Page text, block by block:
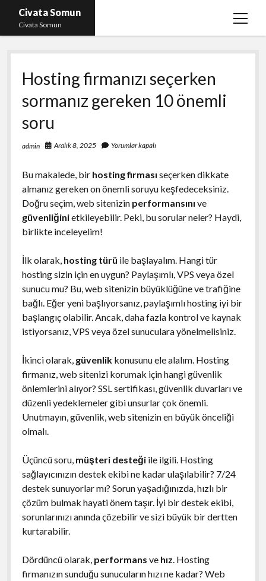
Civata Somun
Civata Somun
menüyü
Liste
Sayfa Listesi
Shorts Beğeni Kasma Parasız
Ücretsiz En İyi Instagram Beğeni Hilesi
Youtube Dislike Yükleme Ücretsiz
Hosting firmanızı seçerken
sormanız gereken 10 önemli
soru
admin Aralık 8, 2025 Yorumlar kapalı
Bu makalede, bir hosting firması seçerken dikkate
almanız gereken on önemli soruyu keşfedeceksiniz.
Doğru seçim, web sitenizin performansını ve
güvenliğinietkileyebilir. Peki, bu sorular neler? Haydi,
birlikte inceleyelim!
İlk olarak, hosting türü ile başlayalım. Hangi tür
hosting sizin için en uygun? Paylaşımlı, VPS veya özel
sunucu mu? Bu, web sitenizin büyüklüğüne ve trafiğine
bağlı. Eğer yeni başlıyorsanız, paylaşımlı hosting iyi bir
başlangıç olabilir. Ancak, daha fazla kontrol ve kaynak
istiyorsanız, VPS veya özel sunuculara yönelmelisiniz.
İkinci olarak, güvenlikkonusunu ele alalım. Hosting
firmanız, web sitenizi korumak için hangi güvenlik
önlemlerini alıyor? SSL sertifikası, güvenlik duvarları ve
düzenli yedeklemeler gibi unsurlar çok önemli.
Unutmayın, güvenlik, web sitenizin en büyük önceliği
olmalı.
Üçüncü soru, müşteri desteğiile ilgili. Hosting
sağlayıcınızın destek ekibi ne kadar ulaşılabilir? 7/24
destek sunuyorlar mı? Sorun yaşadığınızda, hızlı bir
çözüm bulmak hayati önem taşır. İyi bir destek ekibi,
sorunlarınızı anında çözebilir ve sizi büyük bir dertten
kurtarabilir.
Dördüncü olarak, performans ve hız. Hosting
firmanızın sunduğu sunucuların hızı ne kadar? Web